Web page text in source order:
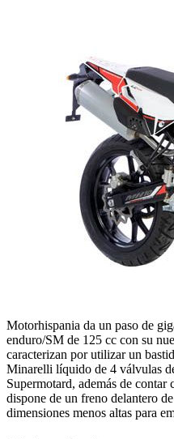
Motorhispania da un paso de
enduro/SM de 125 cc con su
caracterizan por utilizar un
Minarelli líquido de 4 válvulas
Supermotard, además de contar
dispone de un freno delantero
dimensiones menos altas para